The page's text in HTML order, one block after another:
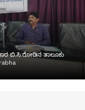
ಬಿ.ಸಿ.ರೋಡಿನ ತಾಲೂಕು